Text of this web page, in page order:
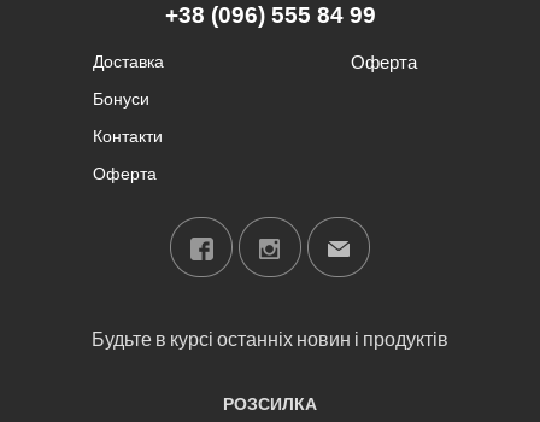
+38 (096) 555 84 99
Доставка
Бонуси
Контакти
Оферта
Оферта
Будьте в курсі останніх новин і продуктів
РОЗСИЛКА